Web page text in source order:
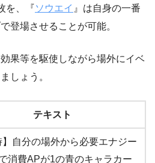
を、『ソウエイ 』は自身の一番
登場させることが可能。
果等を駆使しながら場外にイベ
しょう。
テキスト
】自分の場外から必要エナジー
消費APが1の青のキャラカー